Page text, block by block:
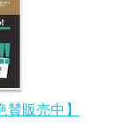
販売中】